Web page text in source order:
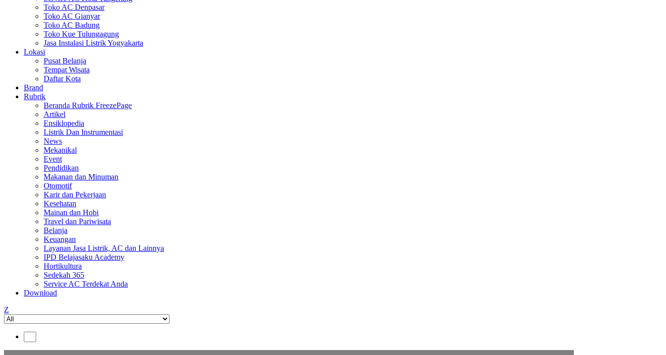
Toko AC Denpasar
Toko AC Gianyar
Toko AC Badung
Toko Kue Tulungagung
Jasa Instalasi Listrik Yogyakarta
Lokasi
Pusat Belanja
Tempat Wisata
Daftar Kota
Brand
Rubrik
Beranda Rubrik FreezePage
Artikel
Ensiklopedia
Listrik Dan Instrumentasi
News
Mekanikal
Event
Pendidikan
Makanan dan Minuman
Otomotif
Karir dan Pekerjaan
Kesehatan
Mainan dan Hobi
Travel dan Pariwisata
Belanja
Keuangan
Layanan Jasa Listrik, AC dan Lainnya
IPD Belajasaku Academy
Hortikultura
Sedekah 365
Service AC Terdekat Anda
Download
Z